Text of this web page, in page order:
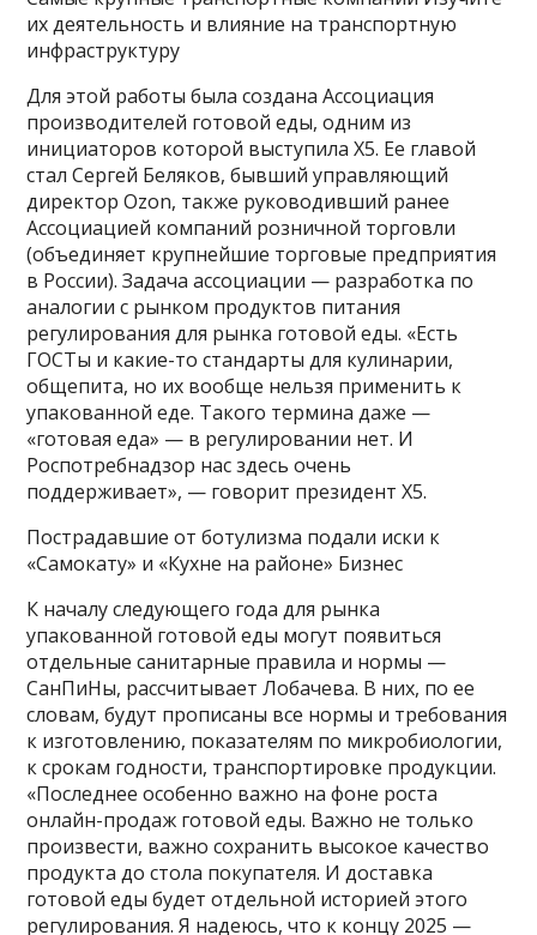
их деятельность и влияние на транспортную
инфраструктуру
Для этой работы была создана Ассоциация
производителей готовой еды, одним из
инициаторов которой выступила X5. Ее главой
стал Сергей Беляков, бывший управляющий
директор Ozon, также руководивший ранее
Ассоциацией компаний розничной торговли
(объединяет крупнейшие торговые предприятия
в России). Задача ассоциации — разработка по
аналогии с рынком продуктов питания
регулирования для рынка готовой еды. «Есть
ГОСТы и какие-то стандарты для кулинарии,
общепита, но их вообще нельзя применить к
упакованной еде. Такого термина даже —
«готовая еда» — в регулировании нет. И
Роспотребнадзор нас здесь очень
поддерживает», — говорит президент X5.
Пострадавшие от ботулизма подали иски к
«Самокату» и «Кухне на районе» Бизнес
К началу следующего года для рынка
упакованной готовой еды могут появиться
отдельные санитарные правила и нормы —
СанПиНы, рассчитывает Лобачева. В них, по ее
словам, будут прописаны все нормы и требования
к изготовлению, показателям по микробиологии,
к срокам годности, транспортировке продукции.
«Последнее особенно важно на фоне роста
онлайн-продаж готовой еды. Важно не только
произвести, важно сохранить высокое качество
продукта до стола покупателя. И доставка
готовой еды будет отдельной историей этого
регулирования. Я надеюсь, что к концу 2025 —